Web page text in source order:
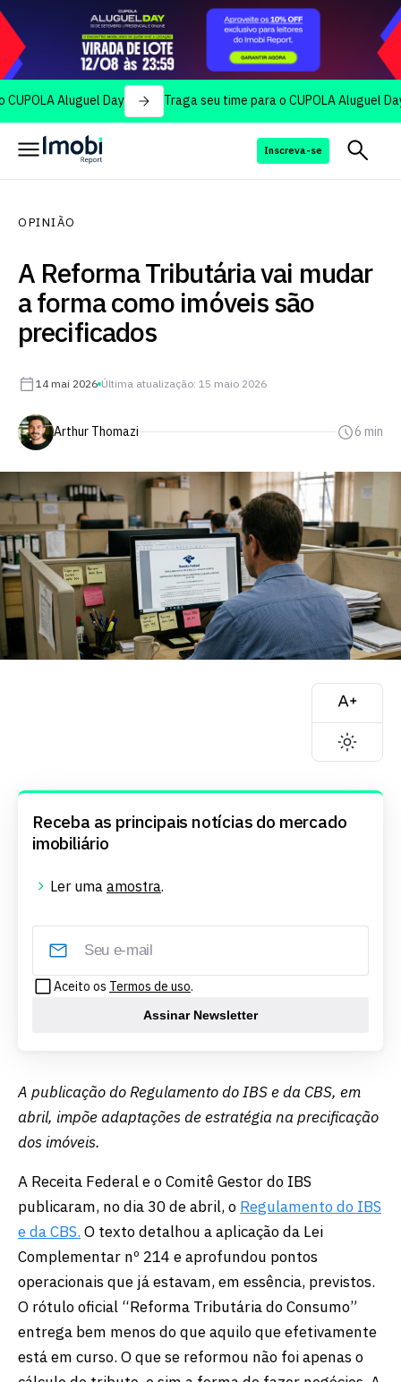
Aluguel Day Traga seu time para o CUPOLA Aluguel Day
Inscreva-se
OPINIÃO
A Reforma Tributária vai mudar
a forma como imóveis são
precificados
14 mai 2026 Última atualização: 15 maio 2026
Arthur Thomazi 6 min
Receba as principais notícias do mercado
imobiliário
Ler uma amostra.
Aceito os Termos de uso.
Assinar Newsletter
A publicação do Regulamento do IBS e da CBS, em
abril, impõe adaptações de estratégia na precificação
dos imóveis.
A Receita Federal e o Comitê Gestor do IBS
publicaram, no dia 30 de abril, o Regulamento do IBS
e da CBS. O texto detalhou a aplicação da Lei
Complementar nº 214 e aprofundou pontos
operacionais que já estavam, em essência, previstos.
O rótulo oficial “Reforma Tributária do Consumo”
entrega bem menos do que aquilo que efetivamente
está em curso. O que se reformou não foi apenas o